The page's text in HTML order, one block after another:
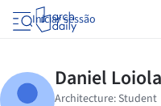
Iniciar sessão